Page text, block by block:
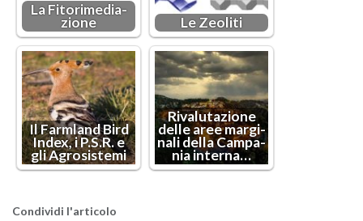
La Fi­to­ri­me­dia­
zio­ne Le Zeo­li­ti
Il Farm­land Bird
Index, i P.S.R. e
gli Agro­si­ste­mi
Ri­va­lu­ta­zio­ne
delle aree mar­gi­
na­li della Cam­pa­
nia in­ter­na…
Con­di­vi­di l'ar­ti­co­lo